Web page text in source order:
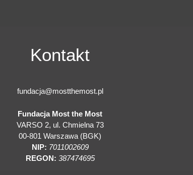
Kontakt
fundacja@mostthemost.pl
Fundacja Most the Most
VARSO 2, ul. Chmielna 73
00-801 Warszawa (BGK)
NIP: 7011002609
REGON: 387474695